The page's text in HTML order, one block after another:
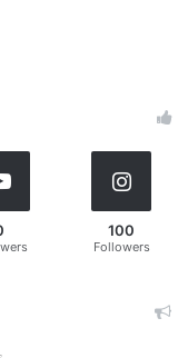
100
Followers